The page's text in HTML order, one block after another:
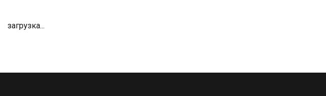
загрузка...